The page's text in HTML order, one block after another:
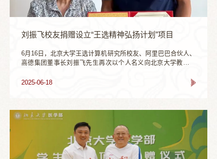
活中的点滴美好，并祝愿大家生活幸福，发展顺利。校友代表
向三位老师献花，表达了同学们对师恩的铭记和感激。李娜发
中，校友们再次见到了熟悉的老师和同窗。裴坚、张莉、曲
回忆和祝福，未能到场的校友也在视频中介绍了自己的生活近
况。在略显模糊却依旧鲜活的光影里，看着远去的校园生活中
笑，时而凝神，激动的心情溢于言表。汪骋校友代表2005级同
点，是同学们相互联结的纽带，并祝愿同学们身体健康，事业
顺利，祝愿北大蓬勃发展，熠熠生辉。贾佳校友通过线上的方
式代表不能到现场的校友表达了对学院培养的感激，她表示北
大完善的育人模式让自己受益颇深，自己的每个人生阶段都离
不开同学的陪伴和帮助，期待与同学们常聚。汪骋发言贾佳发
刘振飞校友捐赠设立“王选精神弘扬计划”项目
6月16日，北京大学王选计算机研究所校友、阿里巴巴合伙人、
高德集团董事长刘振飞先生再次以个人名义向北京大学教育基
扬计划”项目。这是继此前多次捐资支持“王选青年学者奖励基
感谢状王选院士作为汉字信息处理与激光照排技术的创始人，
其开创性成果不仅实现了我国印刷出版业“告别铅与火、迎来光
与电”的历史性跨越，更树立了科研成果转化和创新驱动发展的
典范。他用毕生经历铸就的“百折不挠的奉献精神、永不止步的
创新精神、细致踏实的工匠精神、顶天立地的开拓精神、协作
攻关的团队精神、甘为人梯的大师精神、淡泊名利的大家精神
2025-06-18